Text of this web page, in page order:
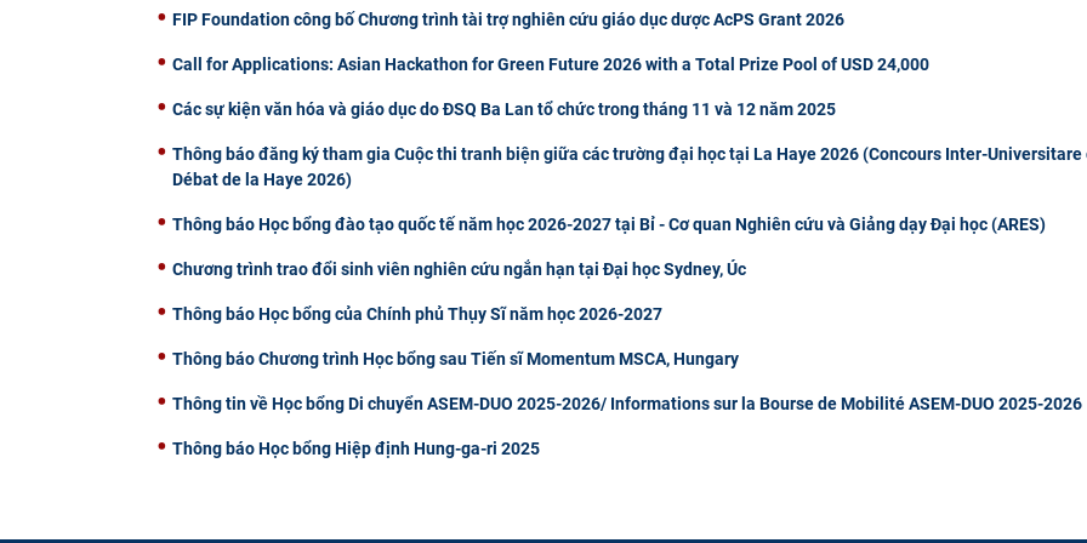
FIP Foundation công bố Chương trình tài trợ nghiên cứu giáo dục dược AcPS Grant 2026
Call for Applications: Asian Hackathon for Green Future 2026 with a Total Prize Pool of USD 24,000
Các sự kiện văn hóa và giáo dục do ĐSQ Ba Lan tổ chức trong tháng 11 và 12 năm 2025
Thông báo đăng ký tham gia Cuộc thi tranh biện giữa các trường đại học tại La Haye 2026 (Concours Inter-Universitare
Débat de la Haye 2026)
Thông báo Học bổng đào tạo quốc tế năm học 2026-2027 tại Bỉ - Cơ quan Nghiên cứu và Giảng dạy Đại học (ARES)
Chương trình trao đổi sinh viên nghiên cứu ngắn hạn tại Đại học Sydney, Úc
Thông báo Học bổng của Chính phủ Thụy Sĩ năm học 2026-2027
Thông báo Chương trình Học bổng sau Tiến sĩ Momentum MSCA, Hungary
Thông tin về Học bổng Di chuyển ASEM-DUO 2025-2026/ Informations sur la Bourse de Mobilité ASEM-DUO 2025-2026
Thông báo Học bổng Hiệp định Hung-ga-ri 2025